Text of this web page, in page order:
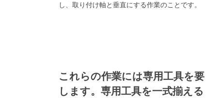
し、取り付け軸と垂直にする作業のことです。
これらの作業には専用工具を要
します。専用工具を一式揃える